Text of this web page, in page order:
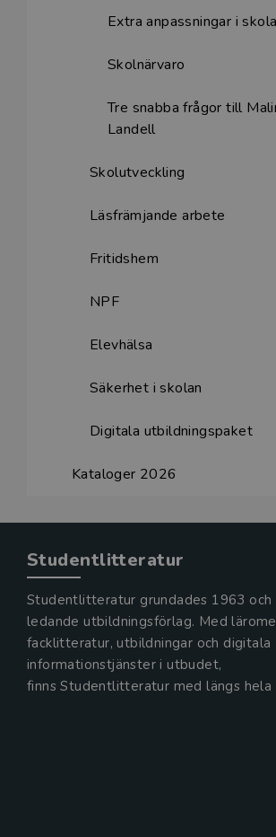
Extra anpassningar i
Skolnärvaro
Tre snabba frågor till
Landell
Skolutveckling
Läsfrämjande arbete
Fritidshem
NPF
Elevhälsa
Säkerhet i skolan
Digitala utbildningspaket
Kataloger 2026
Studentlitteratur
Studentlitteratur grundades 1963 och
ledande utbildningsförlag. Med
facklitteratur, utbildningar och digitala
informationstjänster i utbudet,
finns Studentlitteratur med längs hela